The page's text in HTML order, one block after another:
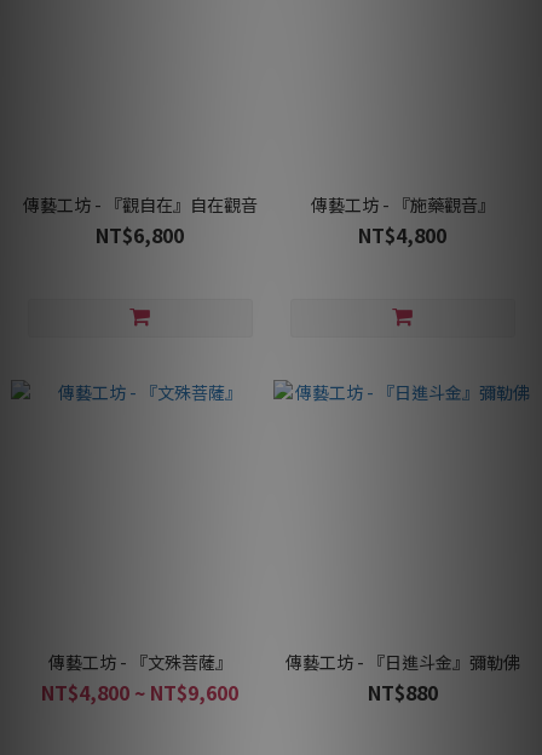
傳藝工坊 - 『觀自在』自在觀音
NT$6,800
傳藝工坊 - 『施藥觀音』
NT$4,800
傳藝工坊 - 『文殊菩薩』
NT$4,800 ~ NT$9,600
傳藝工坊 - 『日進斗金』彌勒佛
NT$880